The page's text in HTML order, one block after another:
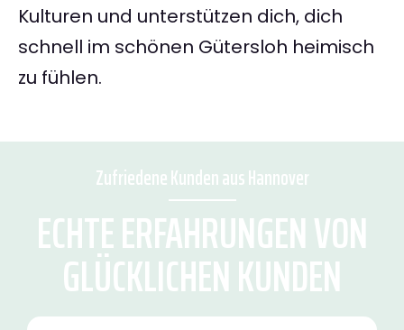
Kulturen und unterstützen dich, dich
schnell im schönen Gütersloh heimisch
zu fühlen.
Zufriedene Kunden aus Hannover
ECHTE ERFAHRUNGEN VON
GLÜCKLICHEN KUNDEN